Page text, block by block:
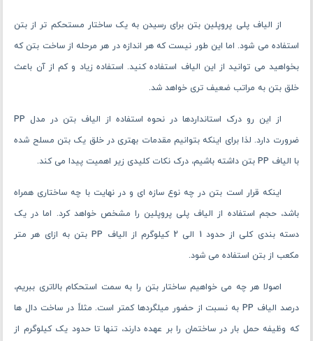
نحوه استفاده از الیاف پلی پروپلین بتن
از الیاف پلی پروپلین بتن برای رسیدن به یک ساختار مستحکم تر از بتن
استفاده می ‌شود. اما این طور نیست که هر اندازه در هر مرحله از ساخت بتن که
بخواهید می توانید از این الیاف استفاده کنید. استفاده زیاد و کم از آن باعث
خلق بتن به مراتب ضعیف تری خواهد شد.
از این رو درک استانداردها در نحوه استفاده از الیاف بتن در مدل PP